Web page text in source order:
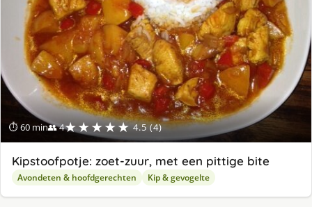
⏱ 60 min👥 4★★★★★ 4.5 (4)
Kipstoofpotje: zoet-zuur, met een pittige bite
Avondeten & hoofdgerechten Kip & gevogelte